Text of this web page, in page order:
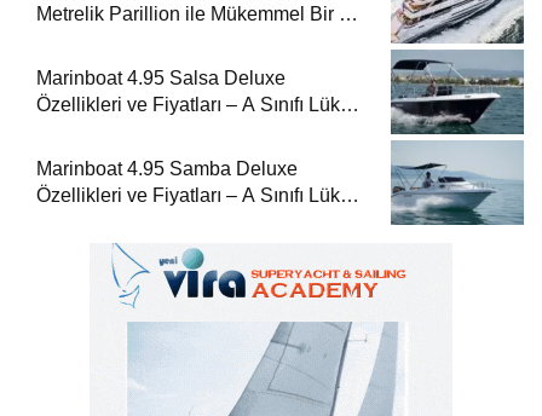
Metrelik Parillion ile Mükemmel Bir Yat
Marinboat 4.95 Salsa Deluxe
Özellikleri ve Fiyatları – A Sınıfı Lüks
Marinboat 4.95 Samba Deluxe
Özellikleri ve Fiyatları – A Sınıfı Lüks